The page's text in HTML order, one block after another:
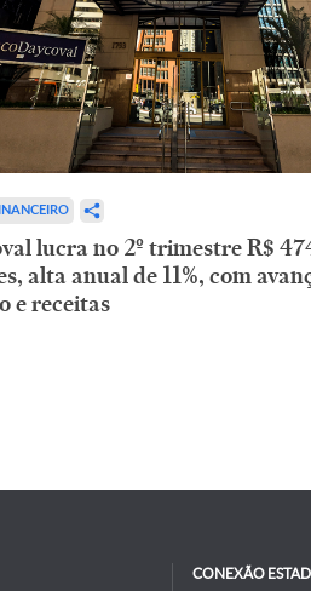
lucra no 2º trimestre R$
alta anual de 11%, com
e receitas
CONEXÃO